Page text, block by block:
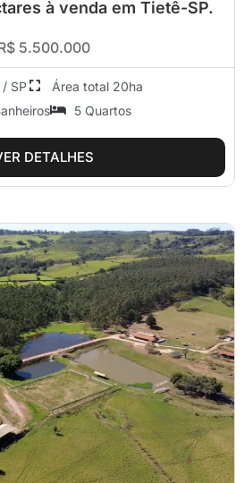
à venda em Tietê-SP.
5.500.000
SP
Área total 20ha
5 Quartos
DETALHES